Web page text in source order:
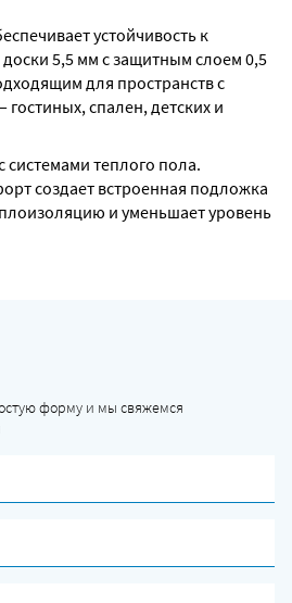
устойчивость к
5,5 мм с защитным слоем 0,5
для пространств с
спален, детских и
теплого пола.
создает встроенная подложка
и уменьшает уровень
форму и мы свяжемся